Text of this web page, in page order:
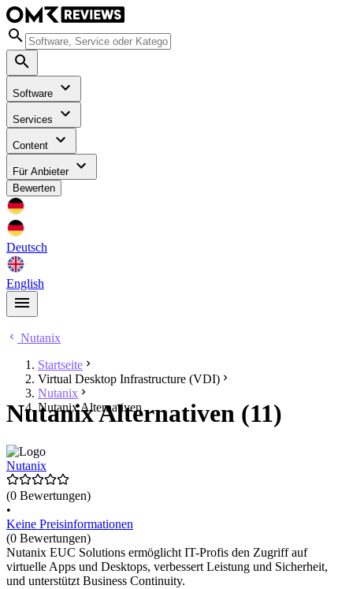
Software
Services
Content
Für Anbieter
Bewerten
Deutsch
English
Nutanix
Startseite
Virtual Desktop Infrastructure (VDI)
Nutanix
Nutanix Alternativen
Nutanix Alternativen (11)
Nutanix
(0 Bewertungen)
•
Keine Preisinformationen
(0 Bewertungen)
Nutanix EUC Solutions ermöglicht IT-Profis den Zugriff auf
virtuelle Apps und Desktops, verbessert Leistung und Sicherheit,
und unterstützt Business Continuity.